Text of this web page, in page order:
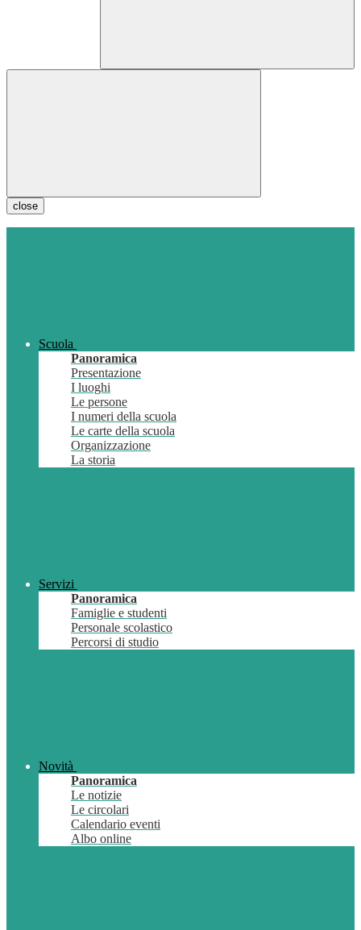
close
Scuola
Panoramica
Presentazione
I luoghi
Le persone
I numeri della scuola
Le carte della scuola
Organizzazione
La storia
Servizi
Panoramica
Famiglie e studenti
Personale scolastico
Percorsi di studio
Novità
Panoramica
Le notizie
Le circolari
Calendario eventi
Albo online